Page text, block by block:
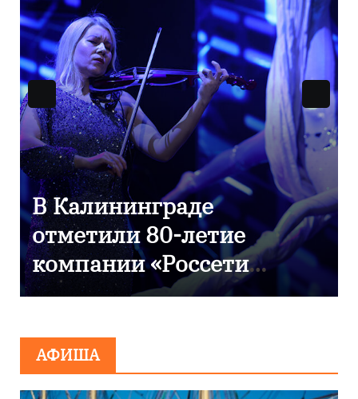
9 Мая — День Победы!
АФИША